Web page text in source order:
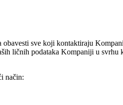
sve koji kontaktiraju
ličnih podataka Kompaniji u svrhu
način: